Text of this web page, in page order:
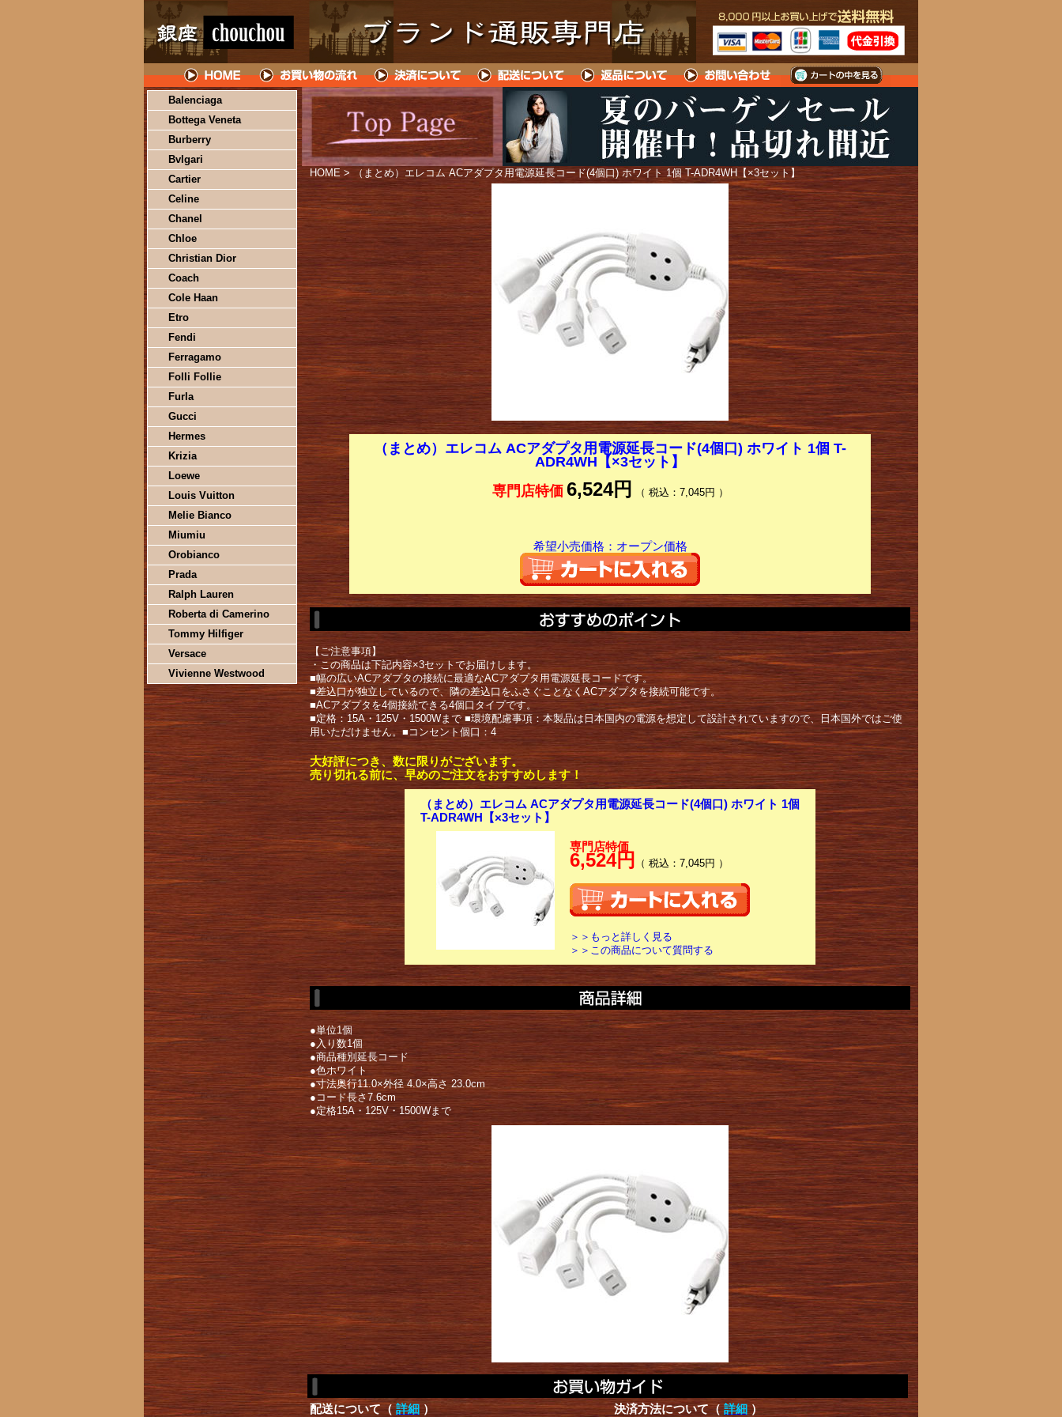
Balenciaga
Bottega Veneta
Burberry
Bvlgari
Cartier
Celine
Chanel
Chloe
Christian Dior
Coach
Cole Haan
Etro
Fendi
Ferragamo
Folli Follie
Furla
Gucci
Hermes
Krizia
Loewe
Louis Vuitton
Melie Bianco
Miumiu
Orobianco
Prada
Ralph Lauren
Roberta di Camerino
Tommy Hilfiger
Versace
Vivienne Westwood
HOME > （まとめ）エレコム ACアダプタ用電源延長コード(4個口) ホワイト 1個 T-ADR4WH【×3セット】
（まとめ）エレコム ACアダプタ用電源延長コード(4個口) ホワイト 1個 T-
ADR4WH【×3セット】
専門店特価 6,524円 （ 税込：7,045円 ）
希望小売価格：オープン価格
【ご注意事項】
・この商品は下記内容×3セットでお届けします。
■幅の広いACアダプタの接続に最適なACアダプタ用電源延長コードです。
■差込口が独立しているので、隣の差込口をふさぐことなくACアダプタを接続可能です。
■ACアダプタを4個接続できる4個口タイプです。
■定格：15A・125V・1500Wまで ■環境配慮事項：本製品は日本国内の電源を想定して設計されていますので、日本国外ではご使
用いただけません。■コンセント個口：4
大好評につき、数に限りがございます。
売り切れる前に、早めのご注文をおすすめします！
（まとめ）エレコム ACアダプタ用電源延長コード(4個口) ホワイト 1個
T-ADR4WH【×3セット】
専門店特価
6,524円 （ 税込：7,045円 ）
＞＞もっと詳しく見る
＞＞この商品について質問する
●単位1個
●入り数1個
●商品種別延長コード
●色ホワイト
●寸法奥行11.0×外径 4.0×高さ 23.0cm
●コード長さ7.6cm
●定格15A・125V・1500Wまで
配送について（ 詳細 ） 決済方法について（ 詳細 ）